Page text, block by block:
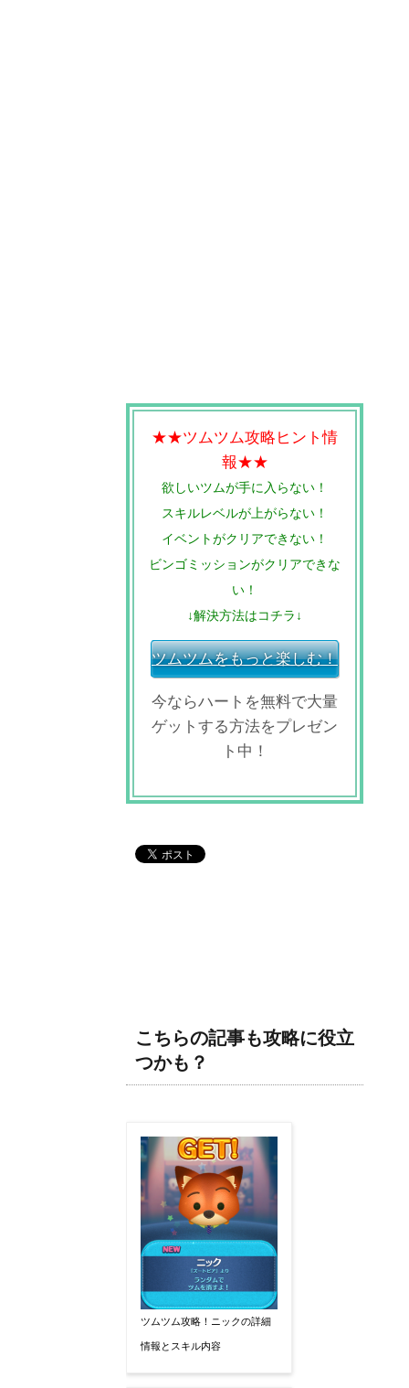
★★ツムツム攻略ヒント情
報★★
欲しいツムが手に入らない！
スキルレベルが上がらない！
イベントがクリアできない！
ビンゴミッションがクリアできな
い！
↓解決方法はコチラ↓
ツムツムをもっと楽しむ！
今ならハートを無料で大量
ゲットする方法をプレゼン
ト中！
こちらの記事も攻略に役立
つかも？
ツムツム攻略！ニックの詳細
情報とスキル内容